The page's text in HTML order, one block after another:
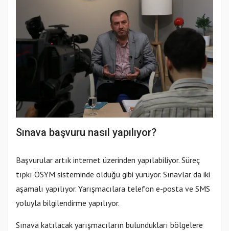
Sınava başvuru nasıl yapılıyor?
Başvurular artık internet üzerinden yapılabiliyor. Süreç
tıpkı ÖSYM sisteminde olduğu gibi yürüyor. Sınavlar da iki
aşamalı yapılıyor. Yarışmacılara telefon e-posta ve SMS
yoluyla bilgilendirme yapılıyor.
Sınava katılacak yarışmacıların bulundukları bölgelere